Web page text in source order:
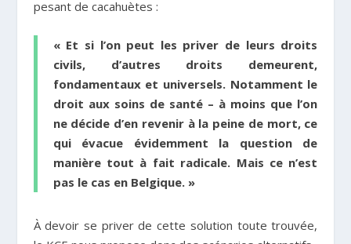
pesant de cacahuètes :
« Et si l’on peut les priver de leurs droits
civils, d’autres droits demeurent,
fondamentaux et universels. Notamment le
droit aux soins de santé – à moins que l’on
ne décide d’en revenir à la peine de mort, ce
qui évacue évidemment la question de
manière tout à fait radicale. Mais ce n’est
pas le cas en Belgique. »
À devoir se priver de cette solution toute trouvée,